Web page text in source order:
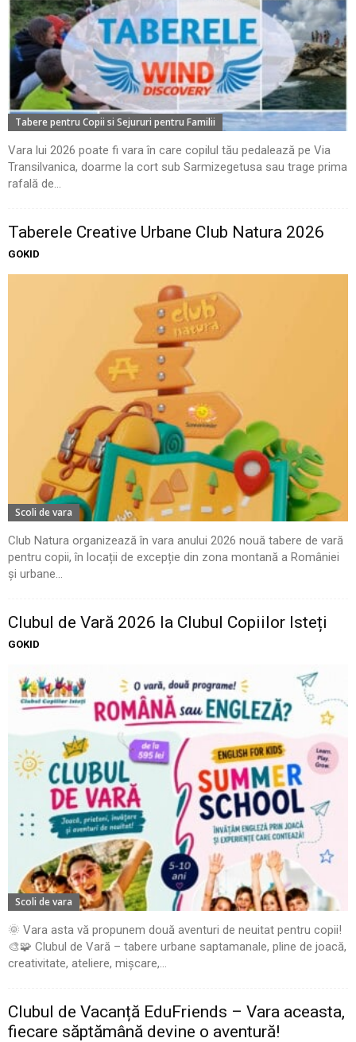
Tabere pentru Copii si Sejururi pentru Familii
Vara lui 2026 poate fi vara în care copilul tău pedalează pe Via
Transilvanica, doarme la cort sub Sarmizegetusa sau trage prima
rafală de...
Taberele Creative Urbane Club Natura 2026
GOKID
Scoli de vara
Club Natura organizează în vara anului 2026 nouă tabere de vară
pentru copii, în locații de excepție din zona montană a României
și urbane...
Clubul de Vară 2026 la Clubul Copiilor Isteți
GOKID
Scoli de vara
🌞 Vara asta vă propunem două aventuri de neuitat pentru copii!
🎨🧩 Clubul de Vară – tabere urbane saptamanale, pline de joacă,
creativitate, ateliere, mișcare,...
Clubul de Vacanță EduFriends – Vara aceasta,
fiecare săptămână devine o aventură!